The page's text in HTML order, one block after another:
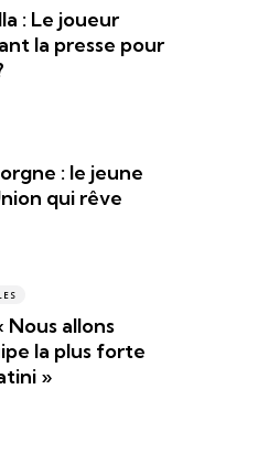
: Le joueur
la presse pour
: le jeune
qui rêve
Nous allons
la plus forte
»